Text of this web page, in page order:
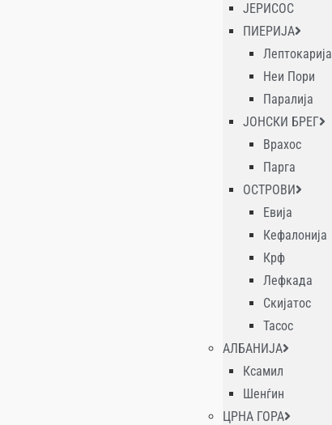
ЈЕРИСОС
ПИЕРИЈА
Лептокарија
Неи Пори
Паралија
ЈОНСКИ БРЕГ
Врахос
Парга
ОСТРОВИ
Евија
Кефалонија
Крф
Лефкада
Скијатос
Тасос
АЛБАНИЈА
Ксамил
Шенѓин
ЦРНА ГОРА